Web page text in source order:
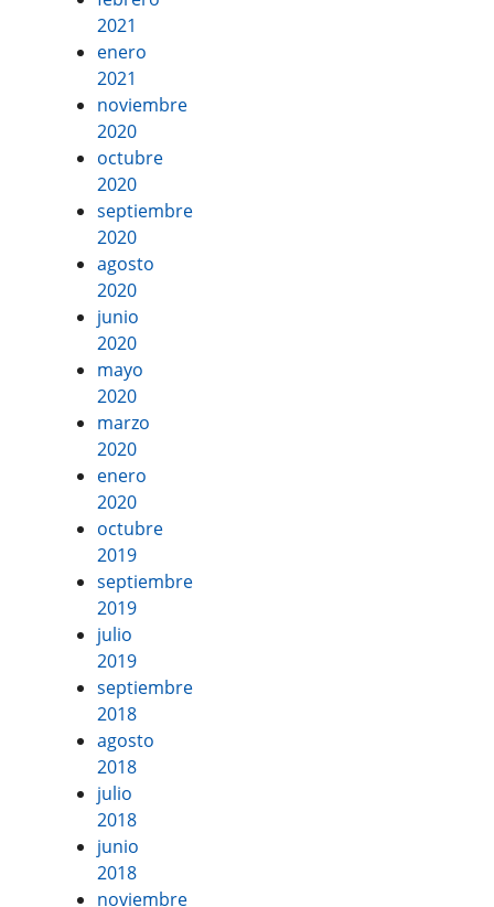
2021
enero
2021
noviembre
2020
octubre
2020
septiembre
2020
agosto
2020
junio
2020
mayo
2020
marzo
2020
enero
2020
octubre
2019
septiembre
2019
julio
2019
septiembre
2018
agosto
2018
julio
2018
junio
2018
noviembre